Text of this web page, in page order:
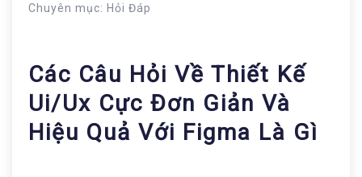
Chuyên mục: Hỏi Đáp
Các Câu Hỏi Về Thiết Kế
Ui/ux Cực Đơn Giản Và
Hiệu Quả Với Figma Là Gì